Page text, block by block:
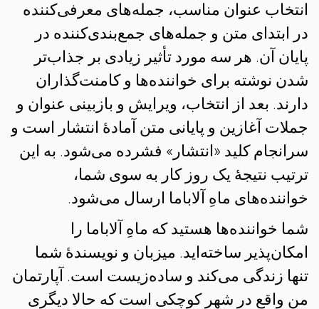
انتخاب عنوان مناسب، جمله‌های معرفی‌کننده
در ابتدای متن و جمله‌های جمع‌بندی‌کننده در
پایان آن. هر سه مورد تأثیر زیادی بر جذاب‌تر
شدن نوشته برای خواننده‌ها و کامنت‌گذاران
دارند. بعد از انتخاب، ویرایش و بازبینی عنوان و
جملات آغازین و پایانی متن آمادهٔ انتشار است و
سرانجام کلید «انتشار» فشرده می‌شود. به این
ترتیب نتیجهٔ یک روز کار به سوی شما،
خواننده‌های ماهِ آلاباما ارسال می‌شود.
شما خواننده‌ها هستید که ماهِ آلاباما را
امکان‌پذیر ساخته‌اید. میزبان و نویسندهٔ شما
تنها زندگی می‌کند و ساده‌زیست است. آپارتمان
من واقع در شهر کوچکی است که حالا دیگری